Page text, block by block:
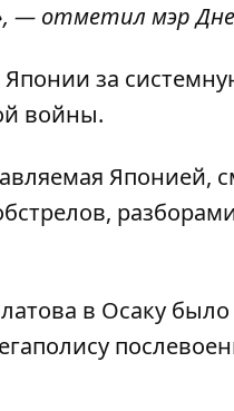
— отметил мэр
за
войны.
Японией,
в Осаку